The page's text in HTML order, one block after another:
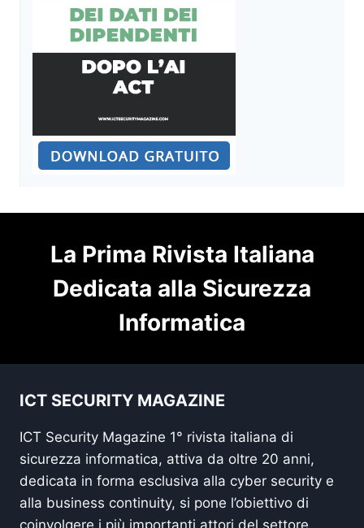
La Prima Rivista Italiana
Dedicata alla Sicurezza
Informatica
ICT SECURITY MAGAZINE
ICT Security Magazine 1° rivista italiana di
sicurezza informatica, attiva da oltre 20 anni,
dedicata in forma esclusiva alla cyber security e
alla business continuity, si pone l’obiettivo di
coinvolgere i più importanti attori del settore,